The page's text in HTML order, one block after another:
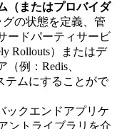
（またはプロバイダ
の状態を定義、管
ードパーティサービ
Rollouts）またはデ
例：Redis、
テムにすることがで
ックエンドアプリケ
ントライブラリを介